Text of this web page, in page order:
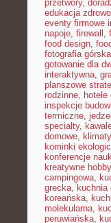
przetwory,
edukacja
eventy firmowe
napoje, firewall ,
food design,
fotografia górska
gotowanie dla
interaktywna,
planszowe
rodzinne, hotele
inspekcje
termiczne,
specialty,
domowe,
kominki
konferencje
kreatywne hobby
campingowa,
grecka, kuchnia
koreańska,
molekularna,
peruwiańska,